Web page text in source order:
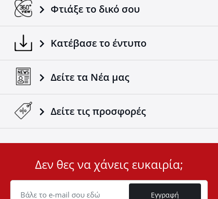
Σύμφωνα με τα ευρωπαϊκά πρότυπα.
την ήδη επιτυχημένη γκάμα των 4x4 αξεσουάρ της
εταιρείας Tessera4x4.
Φτιάξε το δικό σου
Κατέβασε το έντυπο
Δείτε τα Νέα μας
Δείτε τις προσφορές
ID
Cookie
Δεν θες να χάνεις ευκαιρία;
Εγγραφή